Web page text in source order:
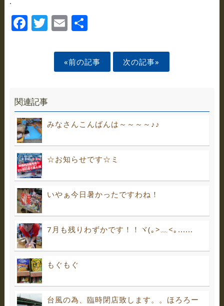
Facebook
Twitter
EmailShare
«前の記事 次の記事»
関連記事
みなさんこんばんは～～～～♪♪
☆お知らせです☆ミ
いやぁ今日暑かったですわね！
7月も残りわずかです！！ヾ(｡>﹏<｡......
もぐもぐ
台風の為、臨時閉店致します。。ほろろー